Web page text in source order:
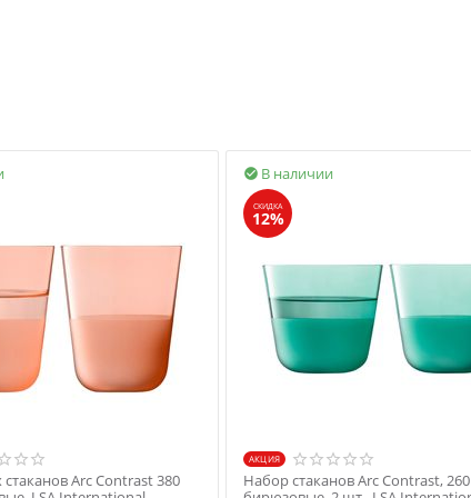
Arc Contrast 380
В наличии

СКИДКА
12%
AКЦИЯ
Набор стаканов Arc Contrast,